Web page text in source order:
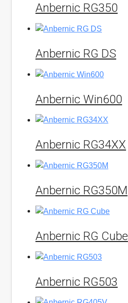
Anbernic RG350
Anbernic RG DS
Anbernic Win600
Anbernic RG34XX
Anbernic RG350M
Anbernic RG Cube
Anbernic RG503